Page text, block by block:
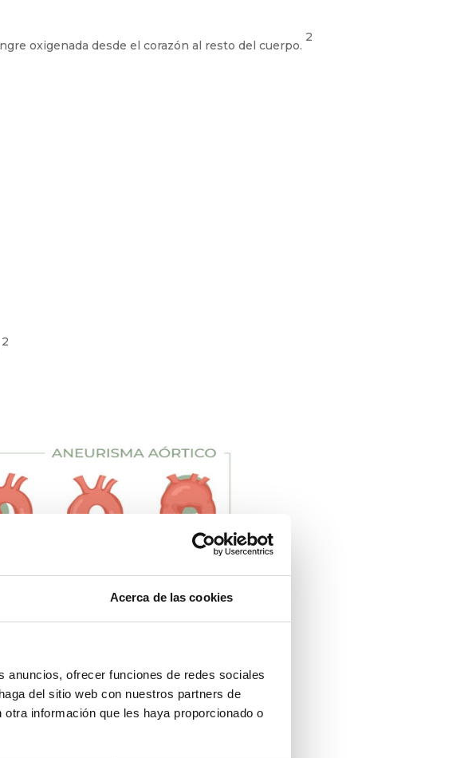
Acerca de las cookies
anuncios, ofrecer funciones de redes sociales
del sitio web con nuestros partners de
información que les haya proporcionado o
oxigenada desde el corazón al resto del cuerpo.
2
2